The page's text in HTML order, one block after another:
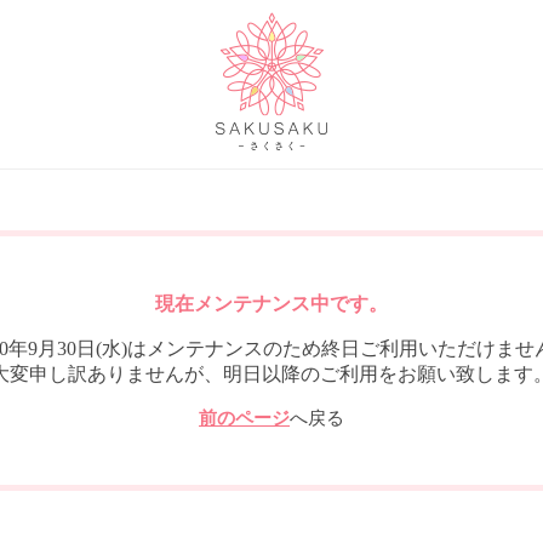
現在メンテナンス中です。
年9月30日(水)はメンテナンスのため終日ご利用いただけませ
変申し訳ありませんが、明日以降のご利用をお願い致します
前のページへ戻る